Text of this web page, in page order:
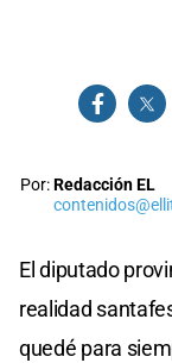
Por:Redacción EL
El diputado
realidad
quedé para